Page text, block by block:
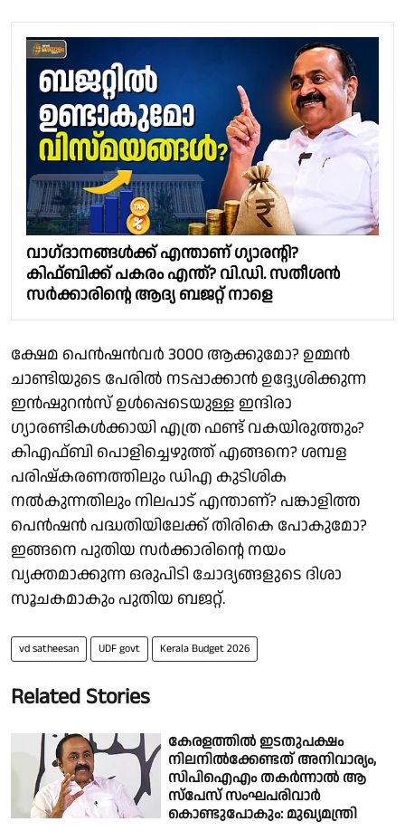
വാഗ്‌ദാനങ്ങള്‍ക്ക് എന്താണ് ഗ്യാരന്റി?
കിഫ്ബിക്ക് പകരം എന്ത്? വി.ഡി. സതീശന്‍
സര്‍ക്കാരിന്റെ ആദ്യ ബജറ്റ് നാളെ
ക്ഷേമ പെൻഷൻവർ 3000 ആക്കുമോ? ഉമ്മൻ
ചാണ്ടിയുടെ പേരിൽ നടപ്പാക്കാൻ ഉദ്ദ്യേശിക്കുന്ന
ഇൻഷുറൻസ് ഉൾപ്പെടെയുള്ള ഇന്ദിരാ
ഗ്യാരണ്ടികൾക്കായി എത്ര ഫണ്ട് വകയിരുത്തും?
കിഎഫ്ബി പൊളിച്ചെഴുത്ത് എങ്ങനെ? ശമ്പള
പരിഷ്കരണത്തിലും ഡിഎ കുടിശിക
നൽകുന്നതിലും നിലപാട് എന്താണ്? പങ്കാളിത്ത
പെൻഷൻ പദ്ധതിയിലേക്ക് തിരികെ പോകുമോ?
ഇങ്ങനെ പുതിയ സർക്കാരിൻ്റെ നയം
വ്യക്തമാക്കുന്ന ഒരുപിടി ചോദ്യങ്ങളുടെ ദിശാ
സൂചകമാകും പുതിയ ബജറ്റ്.
vd satheesan UDF govt Kerala Budget 2026
Related Stories
കേരളത്തിൽ ഇടതുപക്ഷം
നിലനിൽക്കേണ്ടത് അനിവാര്യം,
സിപിഐഎം തകർന്നാൽ ആ
സ്പേസ് സംഘപരിവാർ
കൊണ്ടുപോകും: മുഖ്യമന്ത്രി